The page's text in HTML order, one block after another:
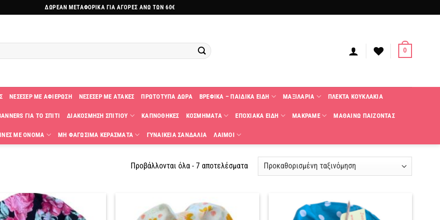
ΔΩΡΕΑΝ ΜΕΤΑΦΟΡΙΚΑ ΓΙΑ ΑΓΟΡΕΣ ΑΝΩ ΤΩΝ 60€
0
ΝΕΣΕΣΕΡ ΜΕ ΑΦΙΕΡΩΣΗ ΝΕΣΕΣΕΡ ΜΕ ΑΤΑΚΕΣ ΠΡΩΤΟΤΥΠΑ ΔΩΡΑ ΒΡΕΦΙΚΑ – ΠΑΙΔΙΚΑ ΕΙΔΗ ΜΑΞΙΛΑΡΙΑ ΠΛΕΚΤΑ KΟΥΚΛΑΚΙΑ
ΓΙΑ ΤΟ ΣΠΙΤΙ ΔΙΑΚΟΣΜΗΣΗ ΣΠΙΤΙΟΥ ΚΑΠΝΟΘΗΚΕΣ ΚΟΣΜΗΜΑΤΑ ΕΠΟΧΙΑΚΑ ΕΙΔΗ ΜΑΚΡΑΜΕ ΜΑΘΑΙΝΩ ΠΑΙΖΟΝΤΑΣ
ΜΕ ΟΝΟΜΑ ΜΗ ΦΑΓΩΣΙΜΑ ΚΕΡΑΣΜΑΤΑ ΓΥΝΑΙΚΕΙΑ ΣΑΝΔΑΛΙΑ ΛΑΙΜΟΙ
Προβάλλονται όλα - 7 αποτελέσματα